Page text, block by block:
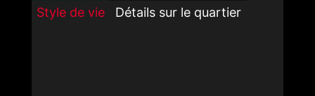
Style de vie Détails sur le quartier